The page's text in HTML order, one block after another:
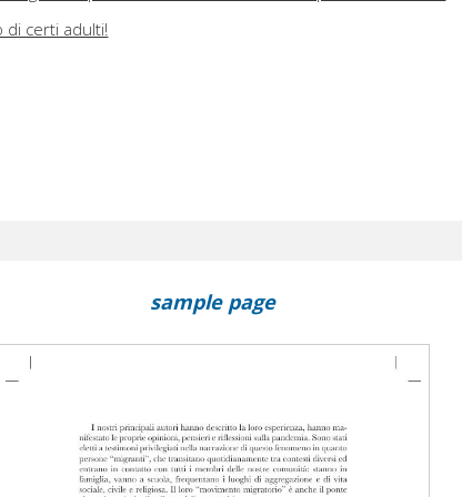
di certi adulti!
sample page